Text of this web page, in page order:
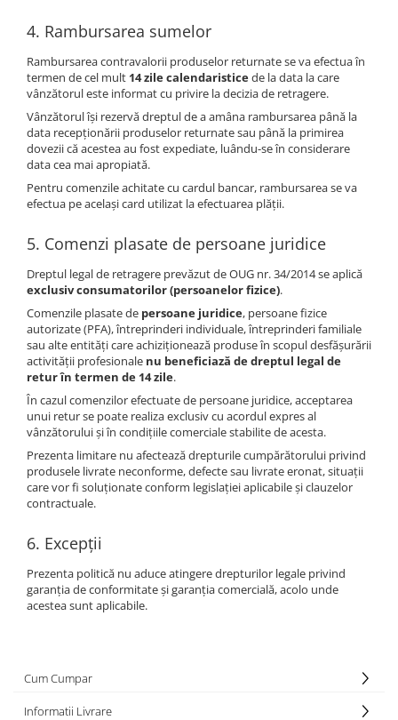
4. Rambursarea sumelor
Rambursarea contravalorii produselor returnate se va efectua în
termen de cel mult 14 zile calendaristicede la data la care
vânzătorul este informat cu privire la decizia de retragere.
Vânzătorul își rezervă dreptul de a amâna rambursarea până la
data recepționării produselor returnate sau până la primirea
dovezii că acestea au fost expediate, luându-se în considerare
data cea mai apropiată.
Pentru comenzile achitate cu cardul bancar, rambursarea se va
efectua pe același card utilizat la efectuarea plății.
5. Comenzi plasate de persoane juridice
Dreptul legal de retragere prevăzut de OUG nr. 34/2014 se aplică
exclusiv consumatorilor (persoanelor fizice).
Comenzile plasate de persoane juridice, persoane fizice
autorizate (PFA), întreprinderi individuale, întreprinderi familiale
sau alte entități care achiziționează produse în scopul desfășurării
activității profesionale nu beneficiază de dreptul legal de
retur în termen de 14 zile.
În cazul comenzilor efectuate de persoane juridice, acceptarea
unui retur se poate realiza exclusiv cu acordul expres al
vânzătorului și în condițiile comerciale stabilite de acesta.
Prezenta limitare nu afectează drepturile cumpărătorului privind
produsele livrate neconforme, defecte sau livrate eronat, situații
care vor fi soluționate conform legislației aplicabile și clauzelor
contractuale.
6. Excepții
Prezenta politică nu aduce atingere drepturilor legale privind
garanția de conformitate și garanția comercială, acolo unde
acestea sunt aplicabile.
Cum Cumpar
Informatii Livrare